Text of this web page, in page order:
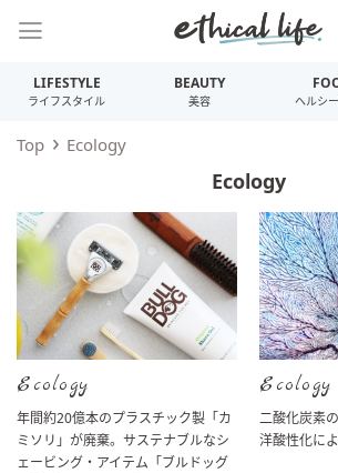
LIFESTYLE
ライフスタイル
BEAUTY
美容 ヘルシ
Top Ecology
Ecology
Ecology
年間約20億本のプラスチック製「カ
ミソリ」が廃棄。サステナブルなシ
ェービング・アイテム「ブルドッグ
Ecology
二酸化炭素
洋酸性化に